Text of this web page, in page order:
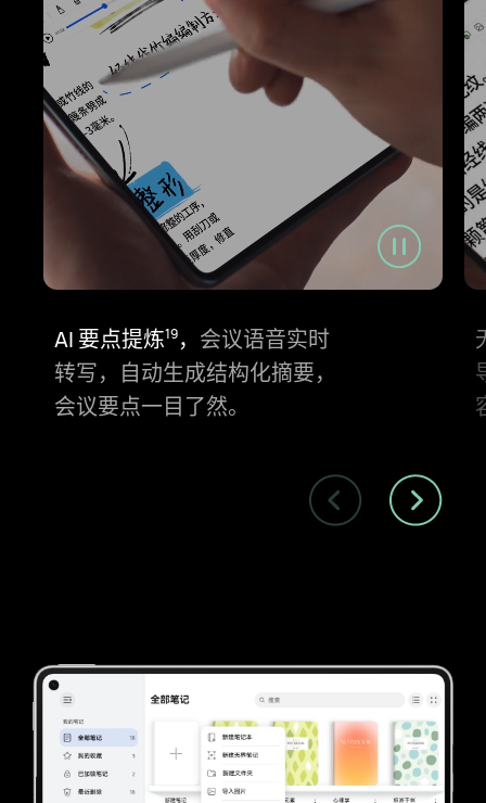
AI 要点提炼⁠19， 会议语音实时
转⁠写，自动生成结构化摘要，
会⁠议要点一目了然。